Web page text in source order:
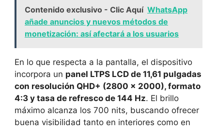
Contenido exclusivo - Clic Aquí WhatsApp
añade anuncios y nuevos métodos de
monetización: así afectará a los usuarios
En lo que respecta a la pantalla, el dispositivo
incorpora un panel LTPS LCD de 11,61 pulgadas
con resolución QHD+ (2800 x 2000), formato
4:3 y tasa de refresco de 144 Hz. El brillo
máximo alcanza los 700 nits, buscando ofrecer
buena visibilidad tanto en interiores como en